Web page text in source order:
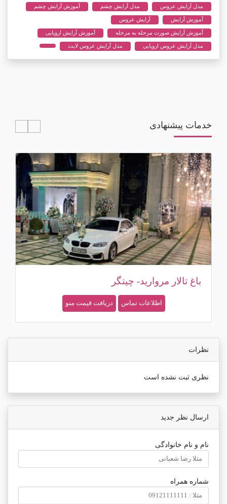
مدل آرایش عروس مدل آرایش چشم آموزش آرایش چشم
آموزش آرایش آرایش عروس
آموزش آرایش صورت مرحله به مرحله آموزش آرایش اروپایی
مدل آرایش عروس اروپایی مدل آرایش عروس لایت
خدمات پیشنهادی
باغ تالار مروارید- چیتگر
اطلاعات تماس دریافت قیمت منو
نظرات
نظری ثبت نشده است
ارسال نظر جدید
نام و نام خانوادگی
شماره همراه